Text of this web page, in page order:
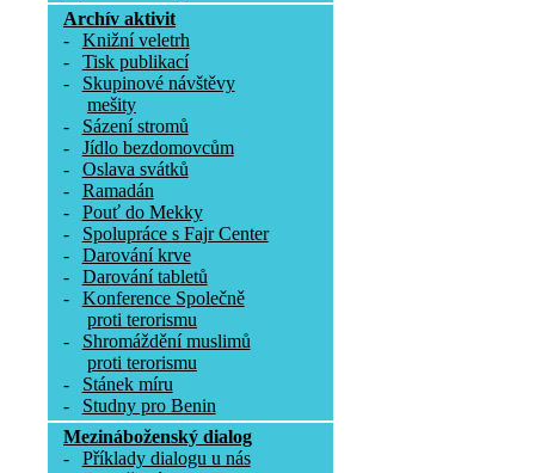
Archív aktivit
-
Knižní veletrh
-
Tisk publikací
-
Skupinové návštěvy
mešity
-
Sázení stromů
-
Jídlo bezdomovcům
-
Oslava svátků
-
Ramadán
-
Pouť do Mekky
-
Spolupráce s Fajr Center
-
Darování krve
-
Darování tabletů
-
Konference Společně
proti terorismu
-
Shromáždění muslimů
proti terorismu
-
Stánek míru
-
Studny pro Benin
Mezináboženský dialog
-
Příklady dialogu u nás